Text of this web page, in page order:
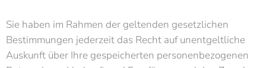
Sie haben im Rahmen der geltenden gesetzlichen
Bestimmungen jederzeit das Recht auf unentgeltliche
Auskunft über Ihre gespeicherten personenbezogenen